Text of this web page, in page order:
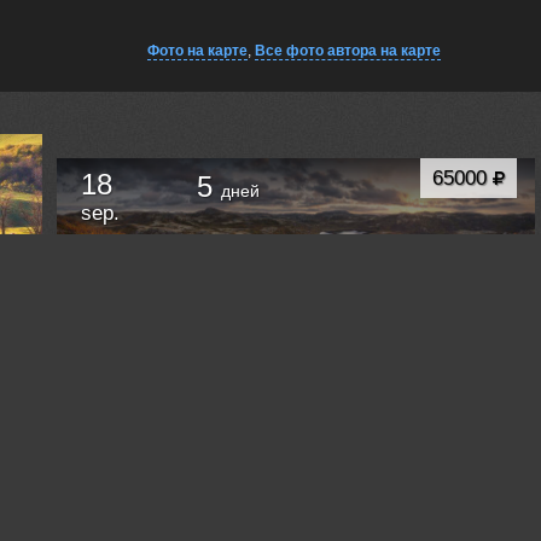
Фото на карте, Все фото автора на карте
65000
18
sep.
5 дней